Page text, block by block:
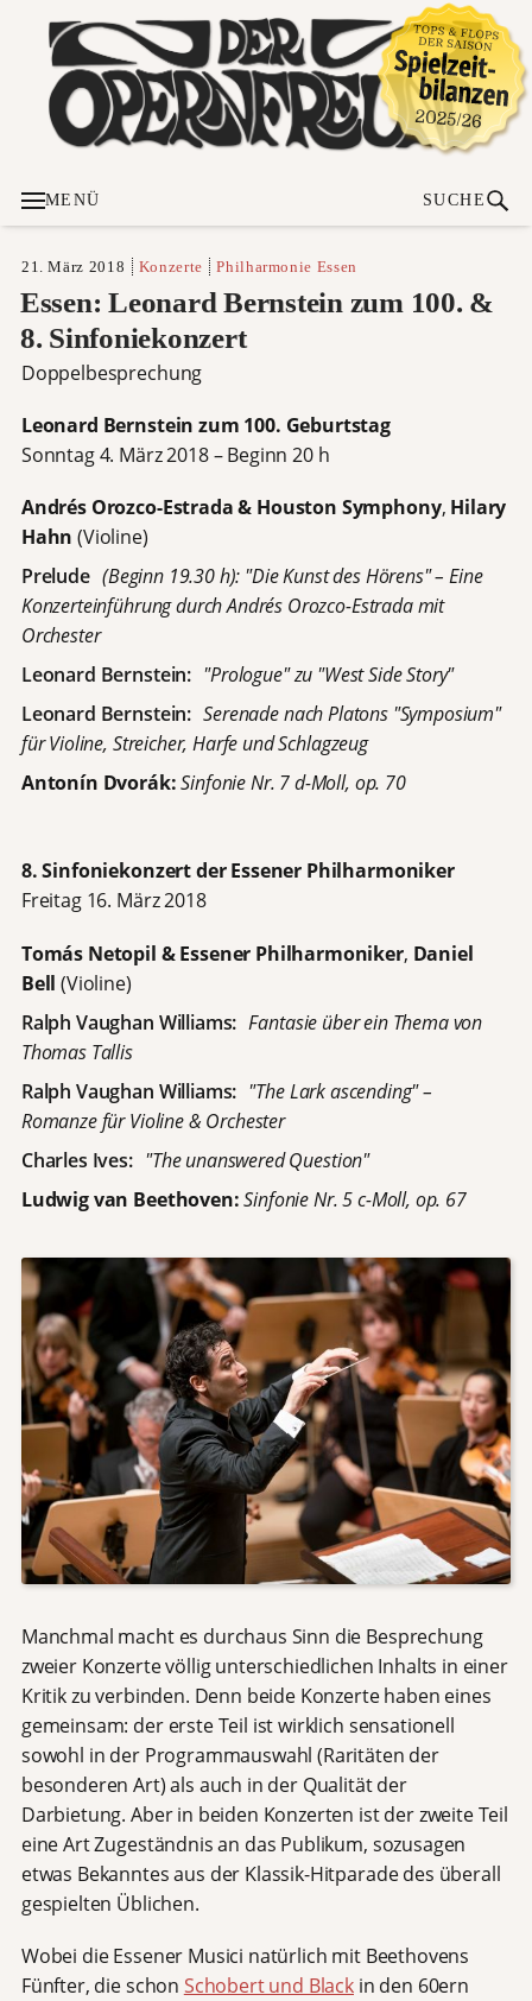
MENÜ SUCHE
21. März 2018 Konzerte Philharmonie Essen
Essen: Leonard Bernstein zum 100. &
8. Sinfoniekonzert
Doppelbesprechung
Leonard Bernstein zum 100. Geburtstag
Sonntag 4. März 2018 – Beginn 20 h
Andrés Orozco-Estrada & Houston Symphony, Hilary
Hahn (Violine)
Prelude (Beginn 19.30 h): "Die Kunst des Hörens" – Eine
Konzerteinführung durch Andrés Orozco-Estrada mit
Orchester
Leonard Bernstein: "Prologue" zu "West Side Story"
Leonard Bernstein: Serenade nach Platons "Symposium"
für Violine, Streicher, Harfe und Schlagzeug
Antonín Dvorák:Sinfonie Nr. 7 d-Moll, op. 70
8. Sinfoniekonzert der Essener Philharmoniker
Freitag 16. März 2018
Tomás Netopil & Essener Philharmoniker, Daniel
Bell (Violine)
Ralph Vaughan Williams: Fantasie über ein Thema von
Thomas Tallis
Ralph Vaughan Williams: "The Lark ascending" –
Romanze für Violine & Orchester
Charles Ives: "The unanswered Question"
Ludwig van Beethoven:Sinfonie Nr. 5 c-Moll, op. 67
Manchmal macht es durchaus Sinn die Besprechung
zweier Konzerte völlig unterschiedlichen Inhalts in einer
Kritik zu verbinden. Denn beide Konzerte haben eines
gemeinsam: der erste Teil ist wirklich sensationell
sowohl in der Programmauswahl (Raritäten der
besonderen Art) als auch in der Qualität der
Darbietung. Aber in beiden Konzerten ist der zweite Teil
eine Art Zugeständnis an das Publikum, sozusagen
etwas Bekanntes aus der Klassik-Hitparade des überall
gespielten Üblichen.
Wobei die Essener Musici natürlich mit Beethovens
Fünfter, die schon Schobert und Black in den 60ern